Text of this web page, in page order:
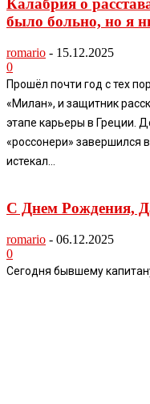
Калабрия о
было больно, но я
romario - 15.12.2025
0
Прошёл почти год с тех
«Милан», и защитник
этапе карьеры в Греции.
«россонери» завершился
истекал...
С Днем Рождения,
romario - 06.12.2025
0
Сегодня бывшему